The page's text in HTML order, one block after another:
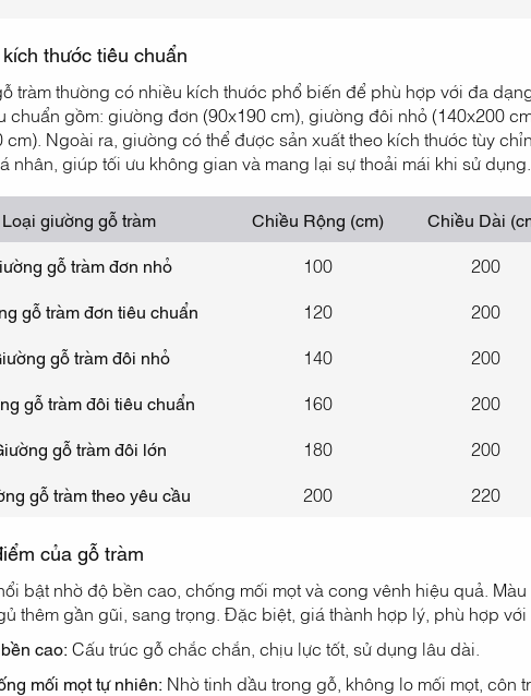
thước tiêu chuẩn
tràm thường có nhiều kích thước phổ biến để phù hợp với đa
chuẩn gồm: giường đơn (90x190 cm), giường đôi nhỏ (140x200
cm). Ngoài ra, giường có thể được sản xuất theo kích thước tùy
nhân, giúp tối ưu không gian và mang lại sự thoải mái khi sử dụng.
Loại giường gỗ tràm Chiều Rộng (cm) Chiều Dài
gỗ tràm đơn nhỏ
100 200
gỗ tràm đơn tiêu chuẩn
120 200
gỗ tràm đôi nhỏ
140 200
gỗ tràm đôi tiêu chuẩn
160 200
gỗ tràm đôi lớn
180 200
gỗ tràm theo yêu cầu
200 220
của gỗ tràm
bật nhờ độ bền cao, chống mối mọt và cong vênh hiệu quả.
thêm gần gũi, sang trọng. Đặc biệt, giá thành hợp lý, phù hợp với
cao: Cấu trúc gỗ chắc chắn, chịu lực tốt, sử dụng lâu dài.
mối mọt tự nhiên: Nhờ tinh dầu trong gỗ, không lo mối mọt, côn